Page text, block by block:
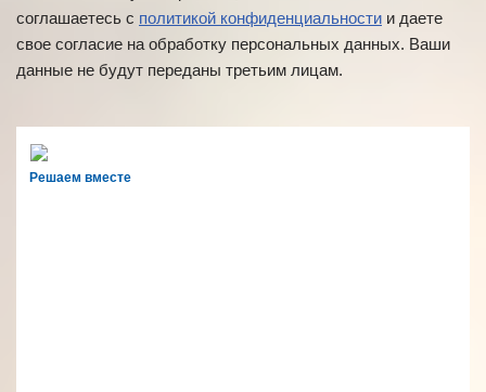
соглашаетесь с политикой конфиденциальности и даете
свое согласие на обработку персональных данных. Ваши
данные не будут переданы третьим лицам.
Решаем вместе